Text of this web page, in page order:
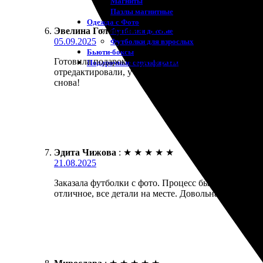
Пазлы магнитные
Одежда с Фото
Футболки детские
Футболки для взрослых
Бьюти-боксы
Подарочные сертификаты
Эвелина Голованова : ★ ★ ★
05.09.2025
Готовила подарок на день рождения, пришла в
отредактировали, учли все мои пожелания. Заказ
снова!
Эдита Чижова : ★ ★ ★ ★ ★
21.08.2025
Заказала футболки с фото. Процесс был простым и
отличное, все детали на месте. Довольна